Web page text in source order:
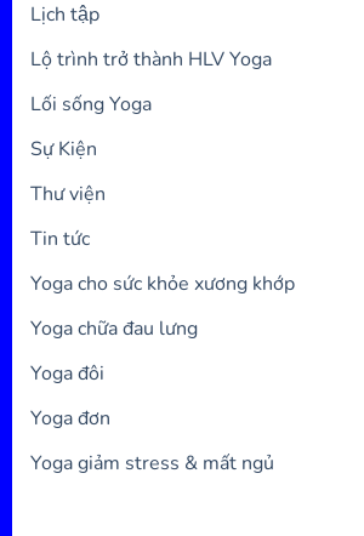
Lịch tập
Lộ trình trở thành HLV Yoga
Lối sống Yoga
Sự Kiện
Thư viện
Tin tức
Yoga cho sức khỏe xương khớp
Yoga chữa đau lưng
Yoga đôi
Yoga đơn
Yoga giảm stress & mất ngủ